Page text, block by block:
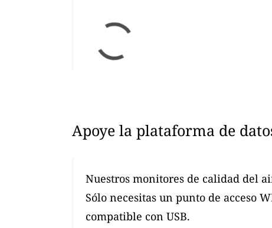
Apoye la plataforma de
Nuestros monitores de calidad del
Sólo necesitas un punto de acceso
compatible con USB.